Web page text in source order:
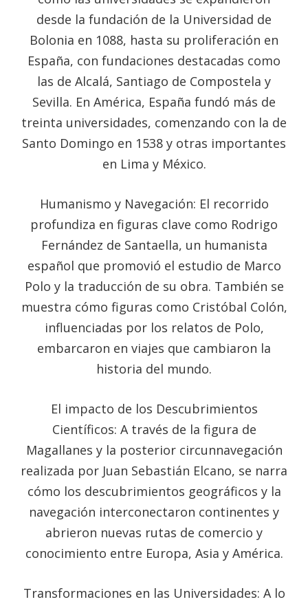
desde la fundación de la Universidad de
Bolonia en 1088, hasta su proliferación en
España, con fundaciones destacadas como
las de Alcalá, Santiago de Compostela y
Sevilla. En América, España fundó más de
treinta universidades, comenzando con la de
Santo Domingo en 1538 y otras importantes
en Lima y México.
Humanismo y Navegación: El recorrido
profundiza en figuras clave como Rodrigo
Fernández de Santaella, un humanista
español que promovió el estudio de Marco
Polo y la traducción de su obra. También se
muestra cómo figuras como Cristóbal Colón,
influenciadas por los relatos de Polo,
embarcaron en viajes que cambiaron la
historia del mundo.
El impacto de los Descubrimientos
Científicos: A través de la figura de
Magallanes y la posterior circunnavegación
realizada por Juan Sebastián Elcano, se narra
cómo los descubrimientos geográficos y la
navegación interconectaron continentes y
abrieron nuevas rutas de comercio y
conocimiento entre Europa, Asia y América.
Transformaciones en las Universidades: A lo